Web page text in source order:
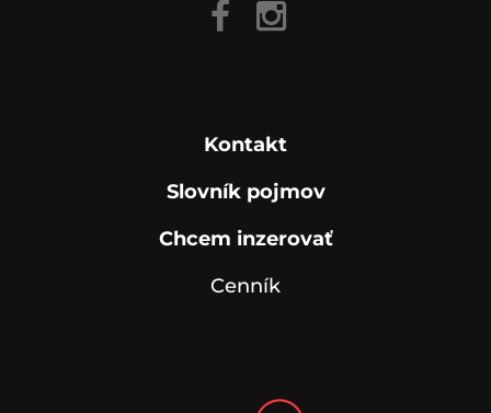
Kontakt
Slovník pojmov
Chcem inzerovať
Cenník